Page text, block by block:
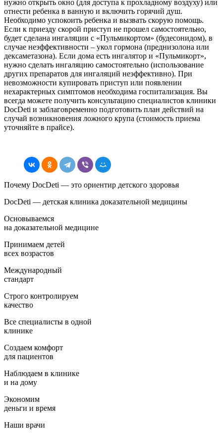
нужно открыть окно (для доступа к прохладному воздуху) или
отнести ребенка в ванную и включить горячий душ.
Необходимо успокоить ребенка и вызвать скорую помощь.
Если к приезду скорой приступ не прошел самостоятельно,
будет сделана ингаляции с «Пульмикортом» (будесонидом), в
случае неэффективности – укол гормона (преднизолона или
дексаметазона). Если дома есть ингалятор и «Пульмикорт»,
нужно сделать ингаляцию самостоятельно (использование
других препаратов для ингаляций неэффективно). При
невозможности купировать приступ или появлении
нехарактерных симптомов необходима госпитализация. Вы
всегда можете получить консультацию специалистов клиники
DocDeti и заблаговременно подготовить план действий на
случай возникновения ложного крупа (стоимость приема
уточняйте в прайсе).
Почему DocDeti — это ориентир детского здоровья
DocDeti — детская клиника доказательной медицины
Основываемся
на доказательной медицине
Принимаем детей
всех возрастов
Международный
стандарт
Строго контролируем
качество
Все специалисты в одной
клинике
Создаем комфорт
для пациентов
Наблюдаем в клинике
и на дому
Экономим
деньги и время
Наши врачи